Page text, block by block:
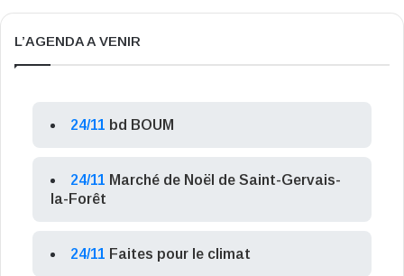
L’AGENDA A VENIR
24/11 bd BOUM
24/11 Marché de Noël de Saint-Gervais-
la-Forêt
24/11 Faites pour le climat